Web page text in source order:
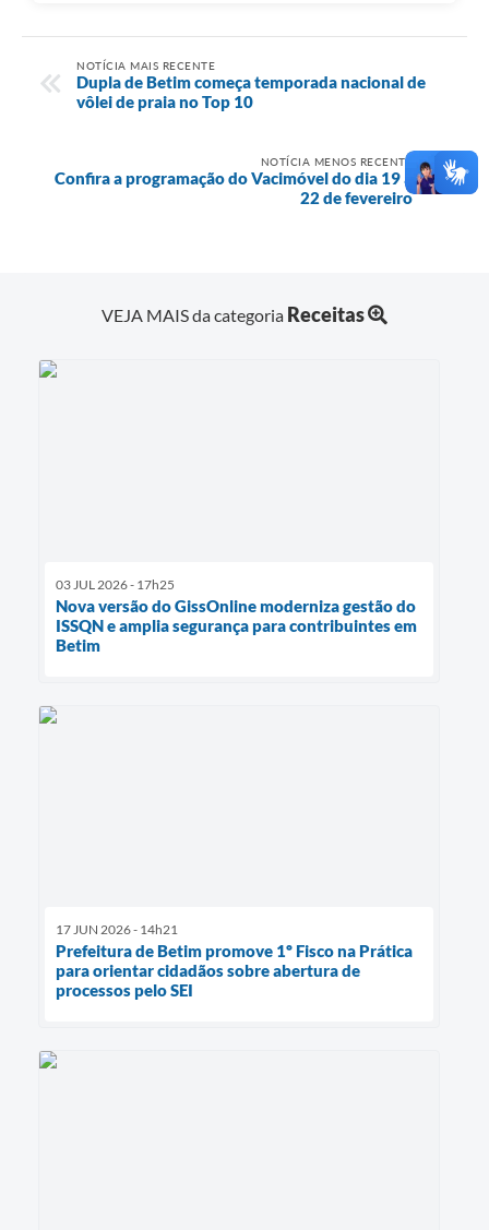
NOTÍCIA MAIS RECENTE
Dupla de Betim começa temporada nacional de
vôlei de praia no Top 10
NOTÍCIA MENOS RECENTE
Confira a programação do Vacimóvel do dia 19 a
22 de fevereiro
VEJA MAIS da categoria Receitas
03 JUL 2026 - 17h25
Nova versão do GissOnline moderniza gestão do
ISSQN e amplia segurança para contribuintes em
Betim
17 JUN 2026 - 14h21
Prefeitura de Betim promove 1º Fisco na Prática
para orientar cidadãos sobre abertura de
processos pelo SEI